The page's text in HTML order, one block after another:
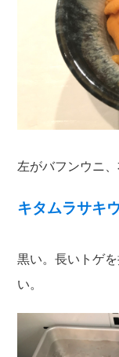
左がバフンウニ
キタムラサキ
黒い。長いトゲ
い。